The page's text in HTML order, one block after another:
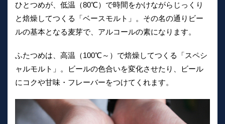
ひとつめが、低温（80℃）で時間をかけながらじっくり
と焙燥してつくる「ベースモルト」。その名の通りビー
ルの基本となる麦芽で、アルコールの素になります。
ふたつめは、高温（100℃～）で焙燥してつくる「スペシ
ャルモルト」。ビールの色合いを変化させたり、ビール
にコクや甘味・フレーバーをつけてくれます。